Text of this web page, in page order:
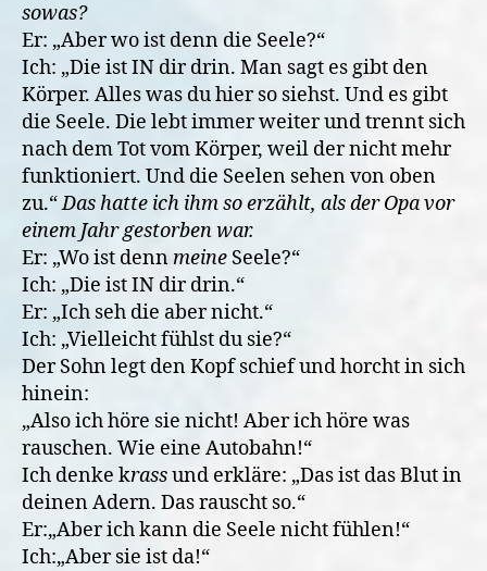
sowas?
Er: „Aber wo ist denn die Seele?“
Ich: „Die ist IN dir drin. Man sagt es gibt den
Körper. Alles was du hier so siehst. Und es gibt
die Seele. Die lebt immer weiter und trennt sich
nach dem Tot vom Körper, weil der nicht mehr
funktioniert. Und die Seelen sehen von oben
zu.“Das hatte ich ihm so erzählt, als der Opa vor
einem Jahr gestorben war.
Er: „Wo ist dennmeine Seele?“
Ich: „Die ist IN dir drin.“
Er: „Ich seh die aber nicht.“
Ich: „Vielleicht fühlst du sie?“
Der Sohn legt den Kopf schief und horcht in sich
hinein:
„Also ich höre sie nicht! Aber ich höre was
rauschen. Wie eine Autobahn!“
Ich denke krassund erkläre: „Das ist das Blut in
deinen Adern. Das rauscht so.“
Er:„Aber ich kann die Seele nicht fühlen!“
Ich:„Aber sie ist da!“